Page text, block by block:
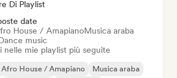
Di Playlist
date
House / AmapianoMusica araba
music
nelle mie playlist più seguite
Afro House / Amapiano
Musica araba